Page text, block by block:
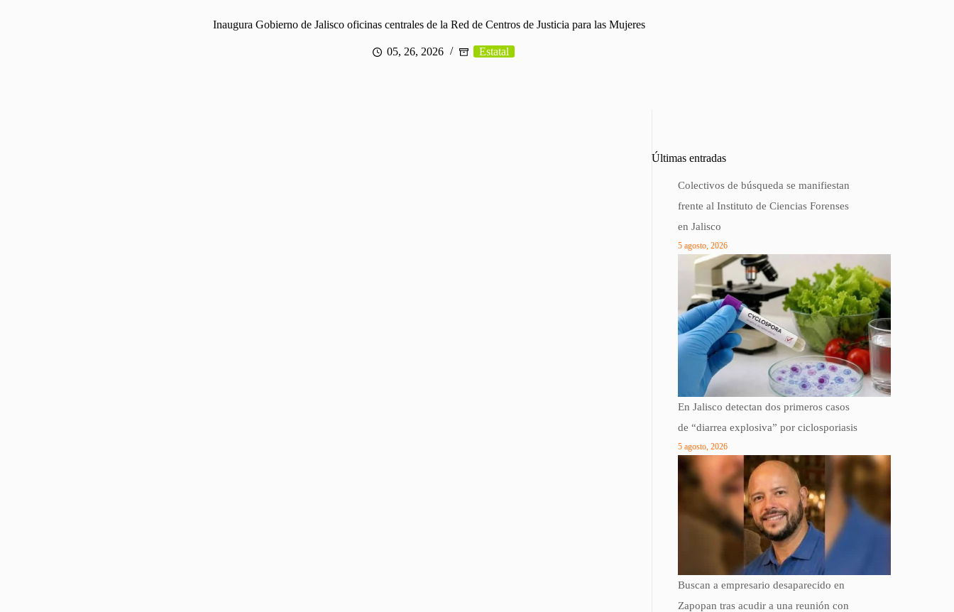
Inaugura Gobierno de Jalisco oficinas centrales de la Red de Centros de Justicia para las Mujeres
05, 26, 2026 Estatal
Últimas entradas
Colectivos de búsqueda se manifiestan
frente al Instituto de Ciencias Forenses
en Jalisco
5 agosto, 2026
En Jalisco detectan dos primeros casos
de “diarrea explosiva” por ciclosporiasis
5 agosto, 2026
Buscan a empresario desaparecido en
Zapopan tras acudir a una reunión con